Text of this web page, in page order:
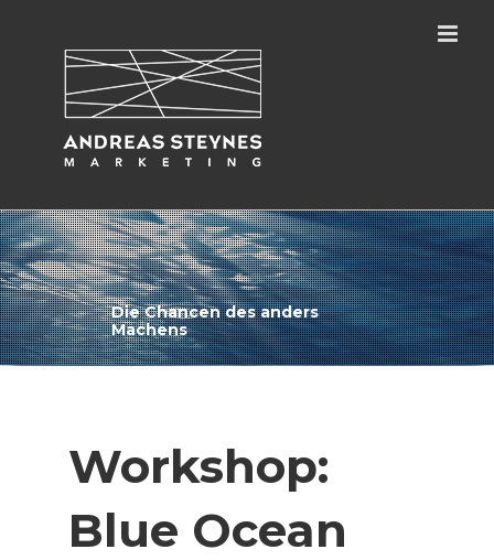
Die Chancen des anders
Machens
Workshop:
Blue Ocean